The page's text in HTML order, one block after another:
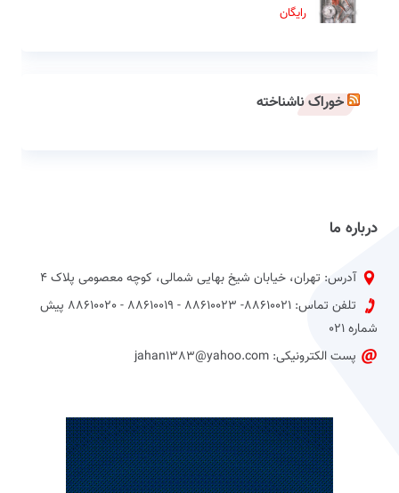
رایگان
خوراک ناشناخته
درباره ما
آدرس: تهران، خیابان شیخ بهایی شمالی، کوچه معصومی پلاک 4
تلفن تماس: 88610021- 88610023 - 88610019 - 88610020 پیش
شماره 021
پست الکترونیکی: jahan1383@yahoo.com